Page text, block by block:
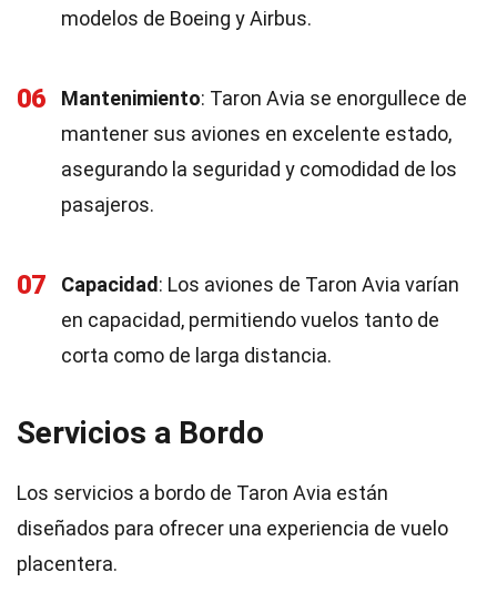
modelos de Boeing y Airbus.
06 Mantenimiento: Taron Avia se enorgullece de
mantener sus aviones en excelente estado,
asegurando la seguridad y comodidad de los
pasajeros.
07 Capacidad : Los aviones de Taron Avia varían
en capacidad, permitiendo vuelos tanto de
corta como de larga distancia.
Servicios a Bordo
Los servicios a bordo de Taron Avia están
diseñados para ofrecer una experiencia de vuelo
placentera.